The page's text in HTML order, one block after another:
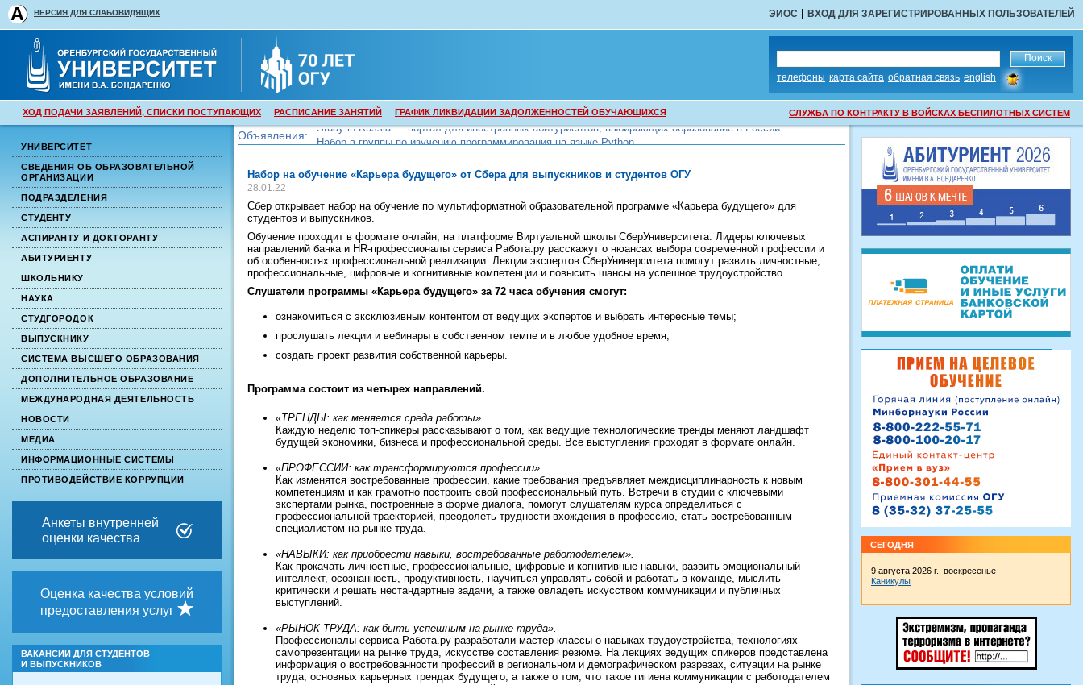
ЭИОС | ВХОД ДЛЯ ЗАРЕГИСТРИРОВАННЫХ ПОЛЬЗОВАТЕЛЕЙ
ВЕРСИЯ ДЛЯ СЛАБОВИДЯЩИХ
телефоны карта сайта обратная связь english
сообщить
об
ошибке
СЛУЖБА ПО КОНТРАКТУ В ВОЙСКАХ БЕСПИЛОТНЫХ СИСТЕМ
ХОД ПОДАЧИ ЗАЯВЛЕНИЙ, СПИСКИ ПОСТУПАЮЩИХ РАСПИСАНИЕ ЗАНЯТИЙ ГРАФИК ЛИКВИДАЦИИ ЗАДОЛЖЕННОСТЕЙ ОБУЧАЮЩИХСЯ
УНИВЕРСИТЕТ
СВЕДЕНИЯ ОБ ОБРАЗОВАТЕЛЬНОЙ
ОРГАНИЗАЦИИ
ПОДРАЗДЕЛЕНИЯ
СТУДЕНТУ
АСПИРАНТУ И ДОКТОРАНТУ
АБИТУРИЕНТУ
ШКОЛЬНИКУ
НАУКА
СТУДГОРОДОК
ВЫПУСКНИКУ
СИСТЕМА ВЫСШЕГО ОБРАЗОВАНИЯ
ДОПОЛНИТЕЛЬНОЕ ОБРАЗОВАНИЕ
МЕЖДУНАРОДНАЯ ДЕЯТЕЛЬНОСТЬ
НОВОСТИ
МЕДИА
ИНФОРМАЦИОННЫЕ СИСТЕМЫ
ПРОТИВОДЕЙСТВИЕ КОРРУПЦИИ
Анкеты внутренней
оценки качества
Оценка качества условий
предоставления услуг
ВАКАНСИИ ДЛЯ СТУДЕНТОВ
И ВЫПУСКНИКОВ
Объявления:
Набор в группы по изучению программирования на языке Python
Набор на обучение «Карьера будущего» от Сбера для выпускников и студентов ОГУ
28.01.22
Сбер открывает набор на обучение по мультиформатной образовательной программе «Карьера будущего» для
студентов и выпускников.
Обучение проходит в формате онлайн, на платформе Виртуальной школы СберУниверситета. Лидеры ключевых
направлений банка и HR-профессионалы сервиса Работа.ру расскажут о нюансах выбора современной профессии и
об особенностях профессиональной реализации. Лекции экспертов СберУниверситета помогут развить личностные,
профессиональные, цифровые и когнитивные компетенции и повысить шансы на успешное трудоустройство.
Слушатели программы «Карьера будущего» за 72 часа обучения смогут:
ознакомиться с эксклюзивным контентом от ведущих экспертов и выбрать интересные темы;
прослушать лекции и вебинары в собственном темпе и в любое удобное время;
создать проект развития собственной карьеры.
Программа состоит из четырех направлений.
«ТРЕНДЫ: как меняется среда работы».
Каждую неделю топ-спикеры рассказывают о том, как ведущие технологические тренды меняют ландшафт
будущей экономики, бизнеса и профессиональной среды. Все выступления проходят в формате онлайн.
«ПРОФЕССИИ: как трансформируются профессии».
Как изменятся востребованные профессии, какие требования предъявляет междисциплинарность к новым
компетенциям и как грамотно построить свой профессиональный путь. Встречи в студии с ключевыми
экспертами рынка, построенные в форме диалога, помогут слушателям курса определиться с
профессиональной траекторией, преодолеть трудности вхождения в профессию, стать востребованным
специалистом на рынке труда.
«НАВЫКИ: как приобрести навыки, востребованные работодателем».
Как прокачать личностные, профессиональные, цифровые и когнитивные навыки, развить эмоциональный
интеллект, осознанность, продуктивность, научиться управлять собой и работать в команде, мыслить
критически и решать нестандартные задачи, а также овладеть искусством коммуникации и публичных
выступлений.
«РЫНОК ТРУДА: как быть успешным на рынке труда».
Профессионалы сервиса Работа.ру разработали мастер-классы о навыках трудоустройства, технологиях
самопрезентации на рынке труда, искусстве составления резюме. На лекциях ведущих спикеров представлена
информация о востребованности профессий в региональном и демографическом разрезах, ситуации на рынке
труда, основных карьерных трендах будущего, а также о том, что такое гигиена коммуникации с работодателем
СЕГОДНЯ
9 августа 2026 г., воскресенье
Каникулы